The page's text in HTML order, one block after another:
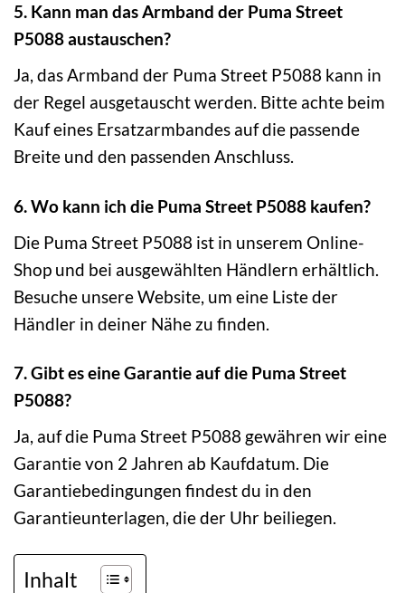
5. Kann man das Armband der Puma Street
P5088 austauschen?
Ja, das Armband der Puma Street P5088 kann in
der Regel ausgetauscht werden. Bitte achte beim
Kauf eines Ersatzarmbandes auf die passende
Breite und den passenden Anschluss.
6. Wo kann ich die Puma Street P5088 kaufen?
Die Puma Street P5088 ist in unserem Online-
Shop und bei ausgewählten Händlern erhältlich.
Besuche unsere Website, um eine Liste der
Händler in deiner Nähe zu finden.
7. Gibt es eine Garantie auf die Puma Street
P5088?
Ja, auf die Puma Street P5088 gewähren wir eine
Garantie von 2 Jahren ab Kaufdatum. Die
Garantiebedingungen findest du in den
Garantieunterlagen, die der Uhr beiliegen.
Inhalt